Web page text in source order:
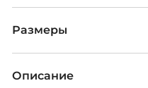
Размеры
Описание